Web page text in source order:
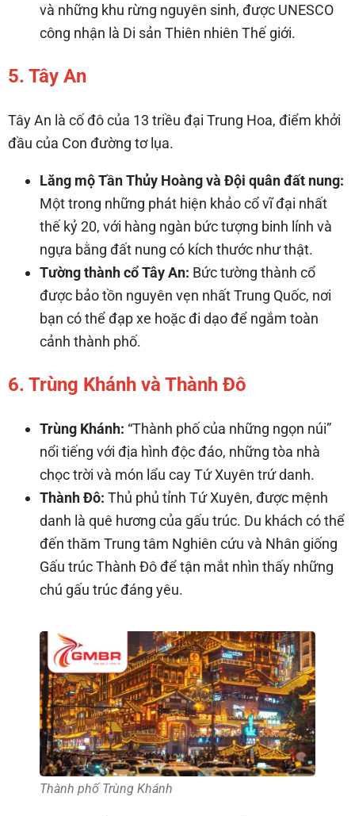
và những khu rừng nguyên sinh, được UNESCO
công nhận là Di sản Thiên nhiên Thế giới.
5. Tây An
Tây An là cố đô của 13 triều đại Trung Hoa, điểm khởi
đầu của Con đường tơ lụa.
Lăng mộ Tần Thủy Hoàng và Đội quân đất nung:
Một trong những phát hiện khảo cổ vĩ đại nhất
thế kỷ 20, với hàng ngàn bức tượng binh lính và
ngựa bằng đất nung có kích thước như thật.
Tường thành cổ Tây An: Bức tường thành cổ
được bảo tồn nguyên vẹn nhất Trung Quốc, nơi
bạn có thể đạp xe hoặc đi dạo để ngắm toàn
cảnh thành phố.
6. Trùng Khánh và Thành Đô
Trùng Khánh: “Thành phố của những ngọn núi”
nổi tiếng với địa hình độc đáo, những tòa nhà
chọc trời và món lẩu cay Tứ Xuyên trứ danh.
Thành Đô: Thủ phủ tỉnh Tứ Xuyên, được mệnh
danh là quê hương của gấu trúc. Du khách có thể
đến thăm Trung tâm Nghiên cứu và Nhân giống
Gấu trúc Thành Đô để tận mắt nhìn thấy những
chú gấu trúc đáng yêu.
Thành phố Trùng Khánh